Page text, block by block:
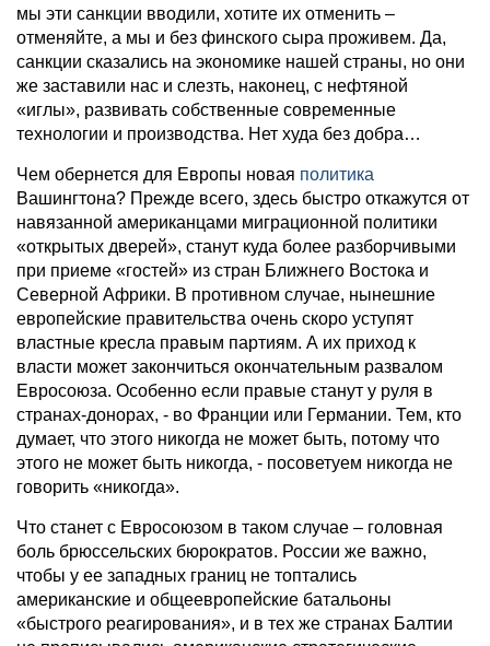
мы эти санкции вводили, хотите их отменить –
отменяйте, а мы и без финского сыра проживем. Да,
санкции сказались на экономике нашей страны, но они
же заставили нас и слезть, наконец, с нефтяной
«иглы», развивать собственные современные
технологии и производства. Нет худа без добра…
Чем обернется для Европы новая политика
Вашингтона? Прежде всего, здесь быстро откажутся от
навязанной американцами миграционной политики
«открытых дверей», станут куда более разборчивыми
при приеме «гостей» из стран Ближнего Востока и
Северной Африки. В противном случае, нынешние
европейские правительства очень скоро уступят
властные кресла правым партиям. А их приход к
власти может закончиться окончательным развалом
Евросоюза. Особенно если правые станут у руля в
странах-донорах, - во Франции или Германии. Тем, кто
думает, что этого никогда не может быть, потому что
этого не может быть никогда, - посоветуем никогда не
говорить «никогда».
Что станет с Евросоюзом в таком случае – головная
боль брюссельских бюрократов. России же важно,
чтобы у ее западных границ не топтались
американские и общеевропейские батальоны
«быстрого реагирования», и в тех же странах Балтии